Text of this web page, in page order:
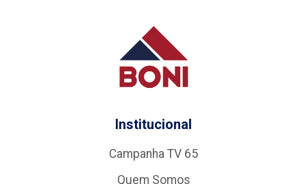
Institucional
Campanha TV 65
Quem Somos